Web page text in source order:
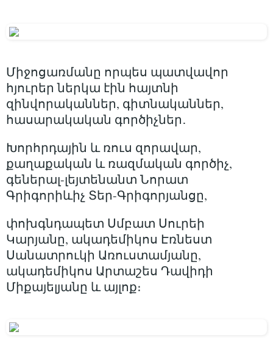
Միջոցառմանը որպես պատվավոր
հյուրեր ներկա էին հայտնի
զինվորականներ, գիտնականներ,
հասարակական գործիչներ․
Խորհրդային և ռուս զորավար,
քաղաքական և ռազմական գործիչ,
գեներալ-լեյտենանտ Նորատ
Գրիգորիևիչ Տեր-Գրիգորյանցը,
փոխգնդապետ Սմբատ Սուրեի
Կարյանը, ակադեմիկոս Էռնեստ
Սանատրուկի Առուստամյանը,
ակադեմիկոս Արտաշես Դավիդի
Միքայելյանը և այլոք։